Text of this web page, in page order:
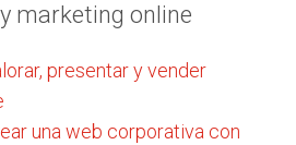
marketing online
presentar y vender
una web corporativa con